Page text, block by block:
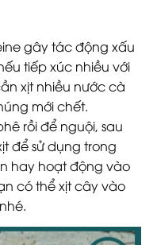
gây tác động xấu
tiếp xúc nhiều với
xịt nhiều nước cà
mới chết.
rồi để nguội, sau
để sử dụng trong
hay hoạt động vào
có thể xịt cây vào